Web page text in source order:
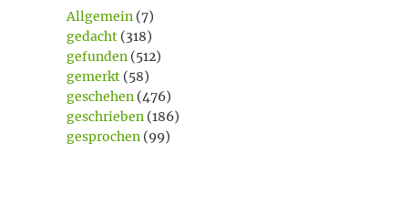
Allgemein(7)
gedacht(318)
gefunden(512)
gemerkt(58)
geschehen(476)
geschrieben(186)
gesprochen(99)